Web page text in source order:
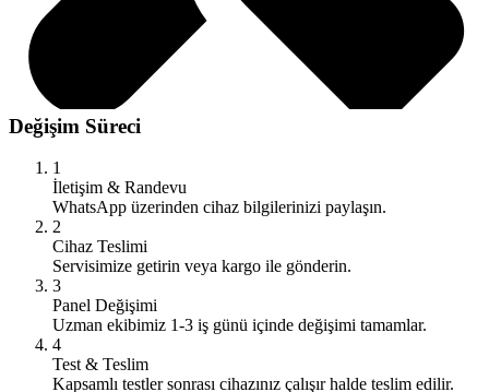
Değişim Süreci
1
İletişim & Randevu
WhatsApp üzerinden cihaz bilgilerinizi paylaşın.
2
Cihaz Teslimi
Servisimize getirin veya kargo ile gönderin.
3
Panel Değişimi
Uzman ekibimiz 1-3 iş günü içinde değişimi tamamlar.
4
Test & Teslim
Kapsamlı testler sonrası cihazınız çalışır halde teslim edilir.